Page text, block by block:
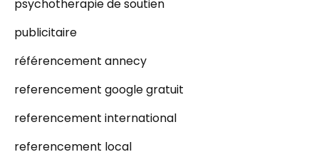
psychotherapie de soutien
publicitaire
référencement annecy
referencement google gratuit
referencement international
referencement local